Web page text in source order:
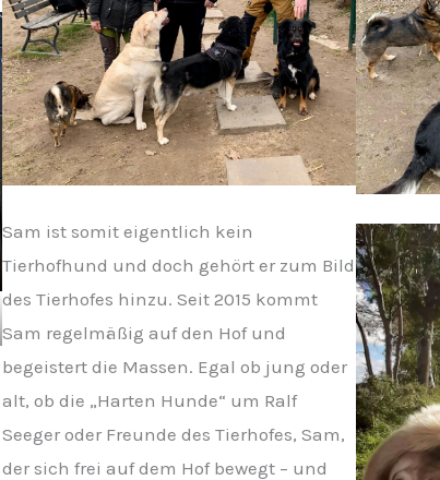
Sam ist somit eigentlich kein
Tierhofhund und doch gehört er zum Bild
des Tierhofes hinzu. Seit 2015 kommt
Sam regelmäßig auf den Hof und
begeistert die Massen. Egal ob jung oder
alt, ob die „Harten Hunde“ um Ralf
Seeger oder Freunde des Tierhofes, Sam,
der sich frei auf dem Hof bewegt – und